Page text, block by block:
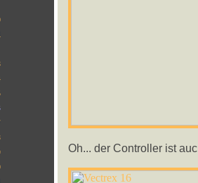
Oh... der Controller ist